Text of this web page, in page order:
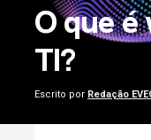
O que
TI?
Escrito por Redação